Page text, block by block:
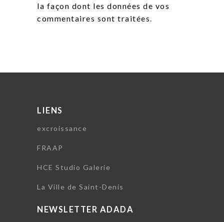
la façon dont les données de vos
commentaires sont traitées.
LIENS
excroissance
FRAAP
HCE Studio Galerie
La Ville de Saint-Denis
NEWSLETTER ADADA